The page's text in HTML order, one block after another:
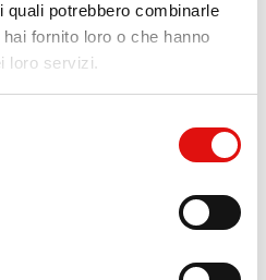
potrebbero combinarle
fornito loro o che hanno
loro servizi.